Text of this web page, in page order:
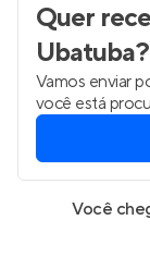
Quer
Ubatuba?
Vamos enviar
você está
Você